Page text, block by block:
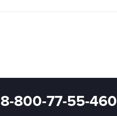
8-800-77-55-460